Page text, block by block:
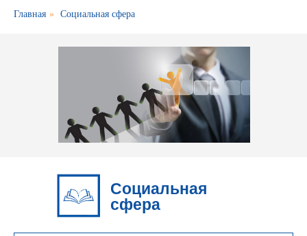
Главная » Социальная сфера
Социальная
сфера